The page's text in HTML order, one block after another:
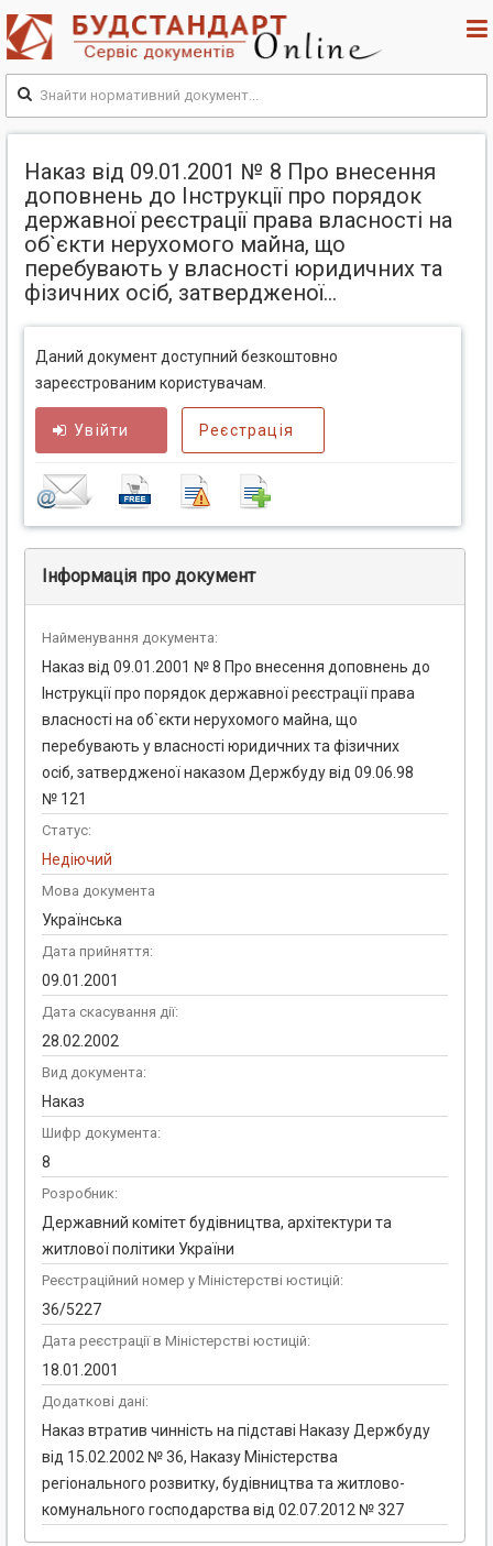
Наказ від 09.01.2001 № 8 Про внесення
доповнень до Інструкції про порядок
державної реєстрації права власності на
об`єкти нерухомого майна, що
перебувають у власності юридичних та
фізичних осіб, затвердженої...
Даний документ доступний безкоштовно
зареєстрованим користувачам.
Увійти Реєстрація
Інформація про документ
Найменування документа:
Наказ від 09.01.2001 № 8 Про внесення доповнень до
Інструкції про порядок державної реєстрації права
власності на об`єкти нерухомого майна, що
перебувають у власності юридичних та фізичних
осіб, затвердженої наказом Держбуду від 09.06.98
№ 121
Статус:
Недіючий
Мова документа
Українська
Дата прийняття:
09.01.2001
Дата скасування дії:
28.02.2002
Вид документа:
Наказ
Шифр документа:
8
Розробник:
Державний комітет будівництва, архітектури та
житлової політики України
Реєстраційний номер у Міністерстві юстицій:
36/5227
Дата реєстрації в Міністерстві юстицій:
18.01.2001
Додаткові дані:
Наказ втратив чинність на підставі Наказу Держбуду
від 15.02.2002 № 36, Наказу Міністерства
регіонального розвитку, будівництва та житлово-
комунального господарства від 02.07.2012 № 327